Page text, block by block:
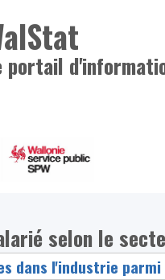
portail
selon le